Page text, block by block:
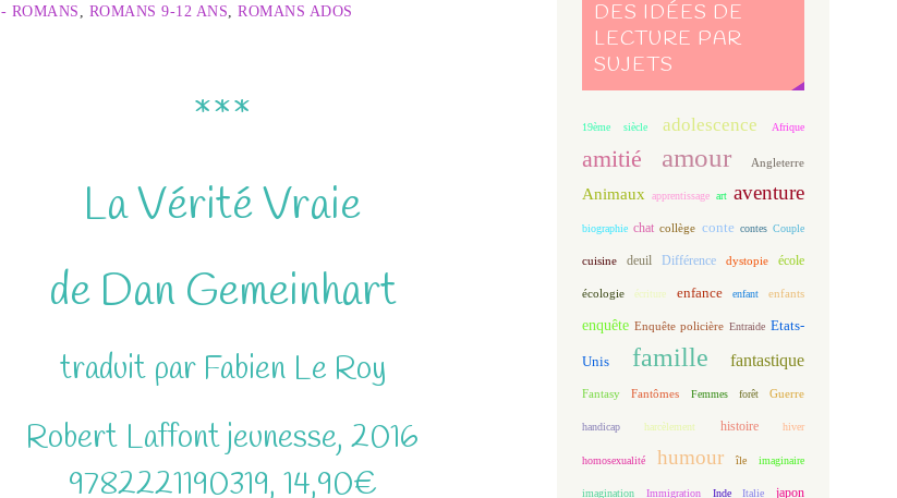
- ROMANS ROMANS 9-12 ANS ROMANS ADOS
***
La Vérité Vraie
de Dan Gemeinhart
traduit par Fabien Le Roy
Robert Laffont jeunesse, 2016
9782221190319, 14,90€
DES IDÉES DE
LECTURE PAR
SUJETS
19ème siècle adolescence Afrique
amitié amour Angleterre
Animaux apprentissage art aventure
biographie chat collège conte contes Couple
cuisine deuil Différence dystopie école
écologie écriture enfance enfant enfants
enquête Enquête policière Entraide Etats-
Unis famille fantastique
Fantasy Fantômes Femmes forêt Guerre
handicap harcèlement histoire hiver
homosexualité humour île imaginaire
imagination Immigration Inde Italie japon